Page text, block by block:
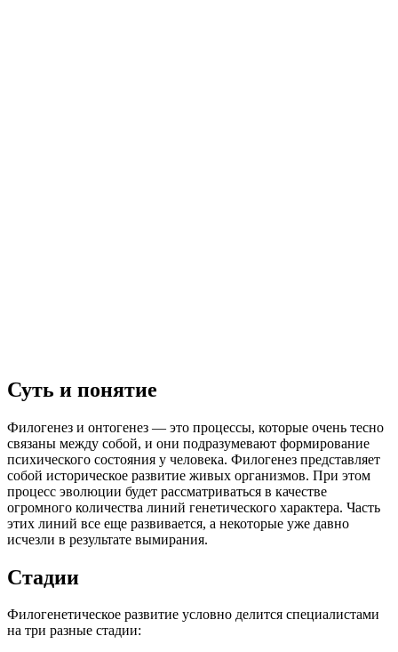
Суть и понятие
Филогенез и онтогенез — это процессы, которые очень тесно
связаны между собой, и они подразумевают формирование
психического состояния у человека. Филогенез представляет
собой историческое развитие живых организмов. При этом
процесс эволюции будет рассматриваться в качестве
огромного количества линий генетического характера. Часть
этих линий все еще развивается, а некоторые уже давно
исчезли в результате вымирания.
Стадии
Филогенетическое развитие условно делится специалистами
на три разные стадии: